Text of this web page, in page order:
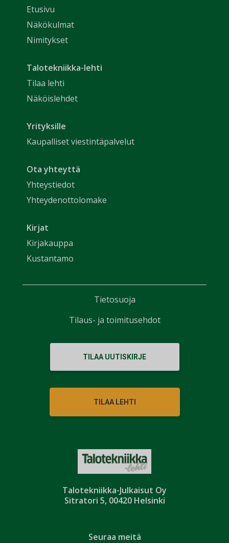
Talotekniikka-Julkaisut Oy
Sitratori 5, 00420 Helsinki
Etusivu
Näkökulmat
Nimitykset
Talotekniikka-lehti
Tilaa lehti
Näköislehdet
Yrityksille
Kaupalliset viestintäpalvelut
Ota yhteyttä
Yhteystiedot
Yhteydenottolomake
Kirjat
Kirjakauppa
Kustantamo
TILAA UUTISKIRJE
TILAA LEHTI
Seuraa meitä
Tietosuoja
Tilaus- ja toimitusehdot